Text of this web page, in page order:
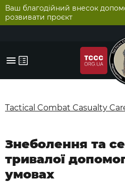
Ваш благодійний внесок
розвивати проєкт
Tactical Combat Casualty
Знеболення та
тривалої
умовах